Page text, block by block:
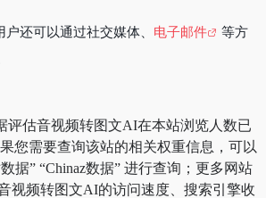
还可以通过社交媒体、 电子邮件
等方
评估音视频转图文AI在本站浏览人数已
您需要查询该站的相关权重信息，可以
据” “Chinaz数据” 进行查询；更多网站
视频转图文AI的访问速度、搜索引擎收